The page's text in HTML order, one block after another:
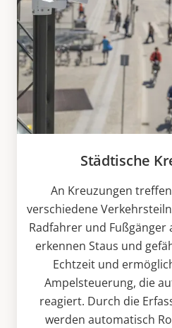
Städtische
An Kreuzungen
verschiedene
Radfahrer und Fußgänger
erkennen Staus und
Echtzeit und
Ampelsteuerung, die
reagiert. Durch die
werden automatisch